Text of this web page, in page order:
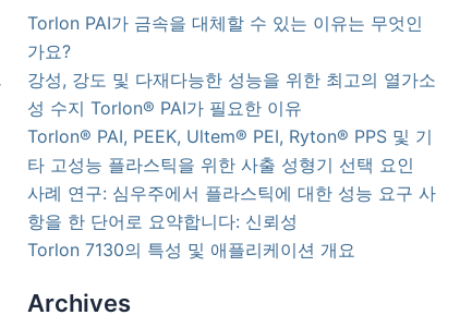
Torlon PAI가 금속을 대체할 수 있는 이유는 무엇인
가요?
강성, 강도 및 다재다능한 성능을 위한 최고의 열가소
성 수지 Torlon® PAI가 필요한 이유
Torlon® PAI, PEEK, Ultem® PEI, Ryton® PPS 및 기
타 고성능 플라스틱을 위한 사출 성형기 선택 요인
사례 연구: 심우주에서 플라스틱에 대한 성능 요구 사
항을 한 단어로 요약합니다: 신뢰성
Torlon 7130의 특성 및 애플리케이션 개요
Archives